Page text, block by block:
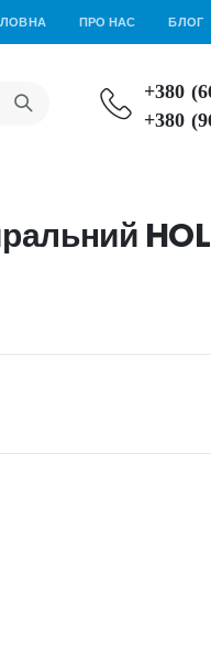
ПРО НАС БЛОГ
+380
+380